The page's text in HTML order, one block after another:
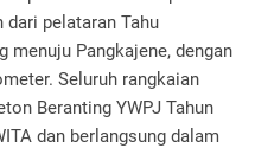
pelataran Tahu
menuju Pangkajene, dengan
Seluruh rangkaian
Beranting YWPJ Tahun
dan berlangsung dalam